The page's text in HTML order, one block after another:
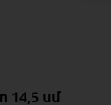
14,5 սմ